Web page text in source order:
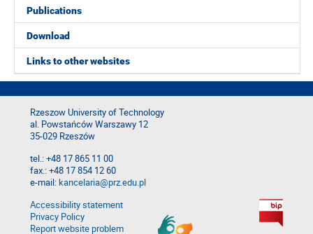
Publications
Download
Links to other websites
Rzeszow University of Technology
al. Powstańców Warszawy 12
35-029 Rzeszów
tel.: +48 17 865 11 00
fax.: +48 17 854 12 60
e-mail:kancelaria@prz.edu.pl
Accessibility statement
Privacy Policy
Report website problem